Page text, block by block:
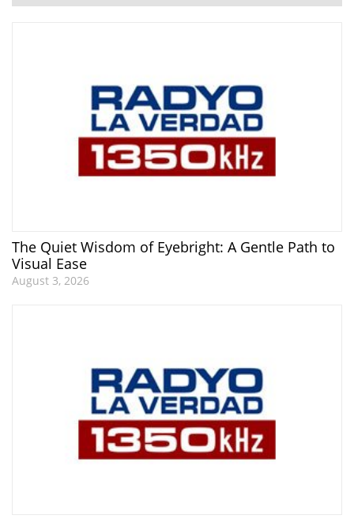
The Quiet Wisdom of Eyebright: A Gentle Path to
Visual Ease
August 3, 2026